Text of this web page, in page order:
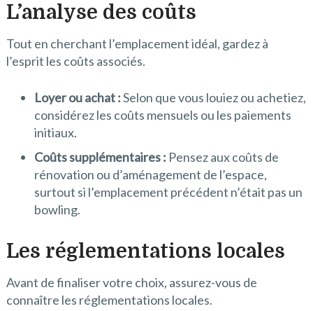
L’analyse des coûts
Tout en cherchant l’emplacement idéal, gardez à
l’esprit les coûts associés.
Loyer ou achat :Selon que vous louiez ou achetiez,
considérez les coûts mensuels ou les paiements
initiaux.
Coûts supplémentaires : Pensez aux coûts de
rénovation ou d’aménagement de l’espace,
surtout si l’emplacement précédent n’était pas un
bowling.
Les réglementations locales
Avant de finaliser votre choix, assurez-vous de
connaître les réglementations locales.